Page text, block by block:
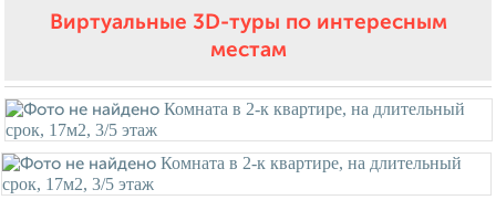
Виртуальные 3D-туры по интересным
местам